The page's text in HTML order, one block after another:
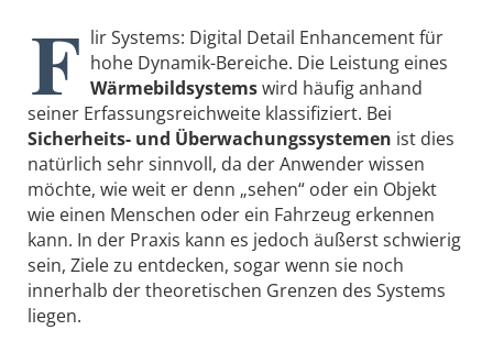
F lir Systems: Digital Detail Enhancement für
hohe Dynamik-Bereiche. Die Leistung eines
Wärmebildsystemswird häufig anhand
seiner Erfassungsreichweite klassifiziert. Bei
Sicherheits- und Überwachungssystemen ist dies
natürlich sehr sinnvoll, da der Anwender wissen
möchte, wie weit er denn „sehen“ oder ein Objekt
wie einen Menschen oder ein Fahrzeug erkennen
kann. In der Praxis kann es jedoch äußerst schwierig
sein, Ziele zu entdecken, sogar wenn sie noch
innerhalb der theoretischen Grenzen des Systems
liegen.